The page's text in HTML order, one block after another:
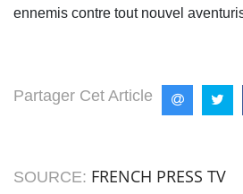
ennemis contre tout nouvel
Partager Cet Article
SOURCE: FRENCH PRESS TV